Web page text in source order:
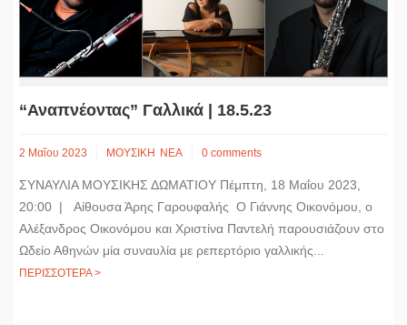
“Αναπνέοντας” Γαλλικά | 18.5.23
2 Μαΐου 2023 ΜΟΥΣΙΚΗ ΝΕΑ 0 comments
ΣΥΝΑΥΛΙΑ ΜΟΥΣΙΚΗΣ ΔΩΜΑΤΙΟΥ Πέμπτη, 18 Μαΐου 2023,
20:00 | Αίθουσα Άρης Γαρουφαλής Ο Γιάννης Οικονόμου, ο
Αλέξανδρος Οικονόμου και Χριστίνα Παντελή παρουσιάζουν στο
Ωδείο Αθηνών μία συναυλία με ρεπερτόριο γαλλικής...
ΠΕΡΙΣΣΟΤΕΡΑ >